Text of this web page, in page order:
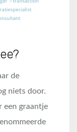
de
niets door.
een graantje